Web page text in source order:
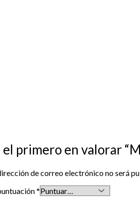
el primero en valorar
de correo electrónico no será
*